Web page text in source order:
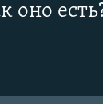
Подписаться
оно